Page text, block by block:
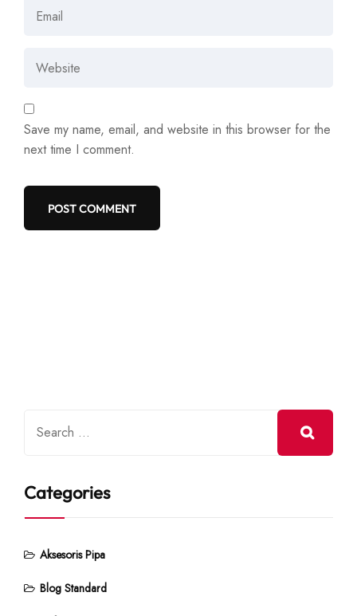
Save my name, email, and website in this browser for the
next time I comment.
Categories
Aksesoris Pipa
Blog Standard